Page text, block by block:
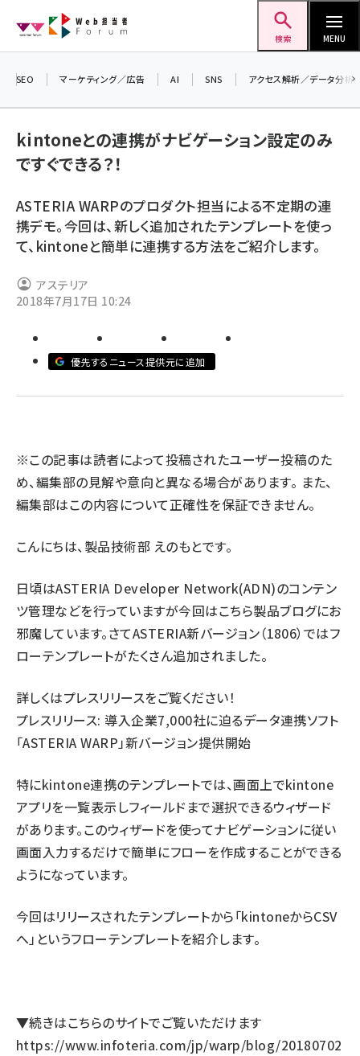
ン
検索 MENU
ai (2820)
youtube (2444)
セミナー (2315)
meo (1281)
SEO マーケティング／広告 AI SNS アクセス解析／データ分析
kintoneとの連携がナビゲーション設定のみ
ですぐできる？！
ASTERIA WARPのプロダクト担当による不定期の連
携デモ。今回は、新しく追加されたテンプレートを使っ
て、kintoneと簡単に連携する方法をご紹介します。
アステリア
2018年7月17日 10:24
優先するニュース提供元に追加
※この記事は読者によって投稿されたユーザー投稿のた
め、編集部の見解や意向と異なる場合があります。 また、
編集部はこの内容について正確性を保証できません。
こんにちは、製品技術部 えのもとです。
日頃はASTERIA Developer Network(ADN)のコンテン
ツ管理などを行っていますが今回はこちら製品ブログにお
邪魔しています。さてASTERIA新バージョン（1806）ではフ
ローテンプレートがたくさん追加されました。
詳しくはプレスリリースをご覧ください！
プレスリリース:導入企業7,000社に迫るデータ連携ソフト
「ASTERIA WARP」新バージョン提供開始
特にkintone連携のテンプレートでは、画面上でkintone
アプリを一覧表示しフィールドまで選択できるウィザード
があります。このウィザードを使ってナビゲーションに従い
画面入力するだけで簡単にフローを作成することができる
ようになっています。
今回はリリースされたテンプレートから「kintoneからCSV
へ」というフローテンプレートを紹介します。
▼続きはこちらのサイトでご覧いただけます
https://www.infoteria.com/jp/warp/blog/20180702